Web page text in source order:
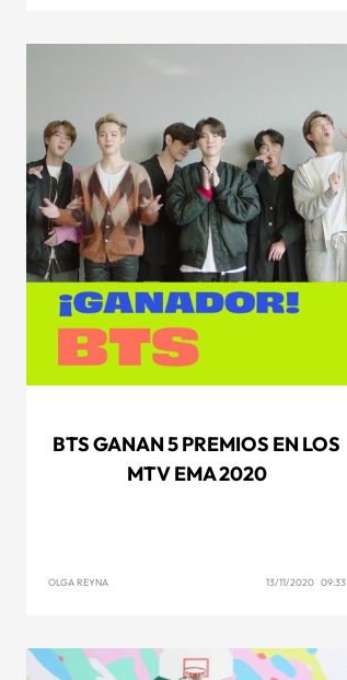
BTS GANAN 5 PREMIOS EN LOS
MTV EMA 2020
OLGA REYNA 13/11/2020 09:33